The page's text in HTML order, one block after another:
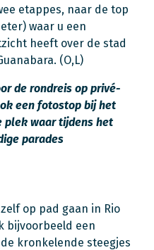
etappes, naar de top
waar u een
heeft over de stad
(O,L)
de rondreis op privé-
een fotostop bij het
plek waar tijdens het
parades
op pad gaan in Rio
bijvoorbeeld een
kronkelende steegjes